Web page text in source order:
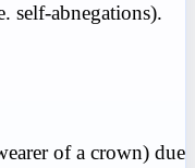
self-abnegations).
of a crown) due